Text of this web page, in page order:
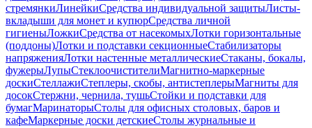
стремянкиЛинейкиСредства индивидуальной защитыЛисты-
вкладыши для монет и купюрСредства личной
гигиеныЛожкиСредства от насекомыхЛотки горизонтальные
(поддоны)Лотки и подставки секционныеСтабилизаторы
напряженияЛотки настенные металлическиеСтаканы, бокалы,
фужерыЛупыСтеклоочистителиМагнитно-маркерные
доскиСтеллажиСтеплеры, скобы, антистеплерыМагниты для
досокСтержни, чернила, тушьСтойки и подставки для
бумагМаринаторыСтолы для офисных столовых, баров и
кафеМаркерные доски детскиеСтолы журнальные и